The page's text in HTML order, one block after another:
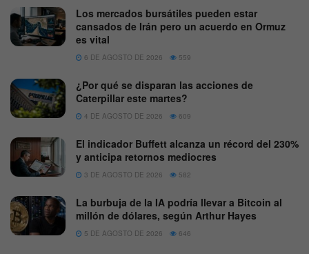
Los mercados bursátiles pueden estar
cansados de Irán pero un acuerdo en Ormuz
es vital
6 DE AGOSTO DE 2026 559
¿Por qué se disparan las acciones de
Caterpillar este martes?
4 DE AGOSTO DE 2026 609
El indicador Buffett alcanza un récord del 230%
y anticipa retornos mediocres
3 DE AGOSTO DE 2026 582
La burbuja de la IA podría llevar a Bitcoin al
millón de dólares, según Arthur Hayes
5 DE AGOSTO DE 2026 646